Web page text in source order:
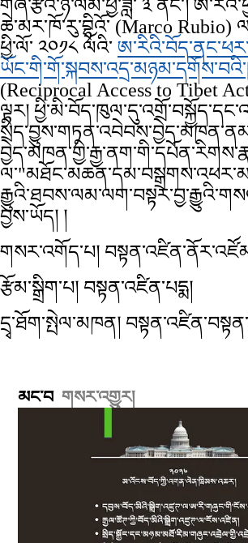
གཞི་རྩའི་ཉེ་ལམ་ཕྱི་ཟླ་ ༣ ནང་།
ཆེ་མར་ཁོ་རུ་བྷིའོ་ (Marco Rubio)
ཕྱི་ལོ་ ༢༠༡༨ ལོའི་
(Reciprocal Access to Tibet
ལྟར།
བྱས་ཡོད། །
གསར་འགོད་པ།
རྩོམ་སྒྲིག་པ། བསྟན་འཛིན་པདྨ།
དྲྭ་ཐོག་སྤེལ་མཁན།
མང་བ གསར་འགྱུར།